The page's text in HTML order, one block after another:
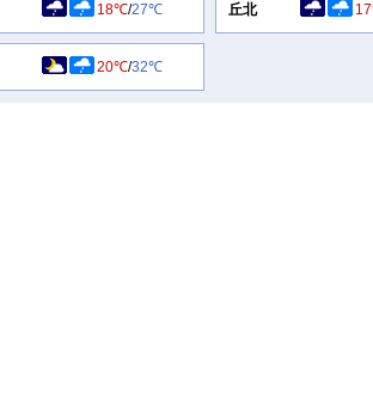
18℃/27℃ 丘北
20℃/32℃